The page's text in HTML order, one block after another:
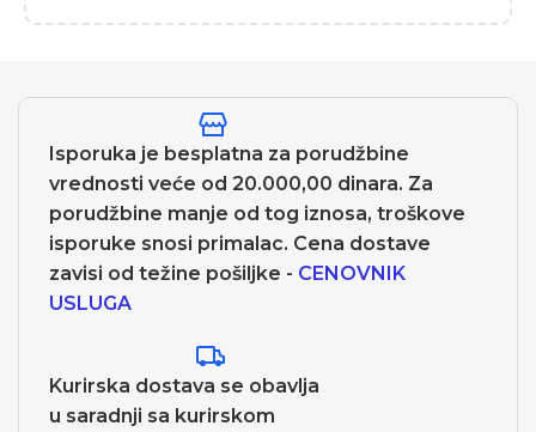
Isporuka je besplatna za porudžbine
vrednosti veće od 20.000,00 dinara. Za
porudžbine manje od tog iznosa, troškove
isporuke snosi primalac. Cena dostave
zavisi od težine pošiljke - CENOVNIK
USLUGA
Kurirska dostava se obavlja
u saradnji sa kurirskom